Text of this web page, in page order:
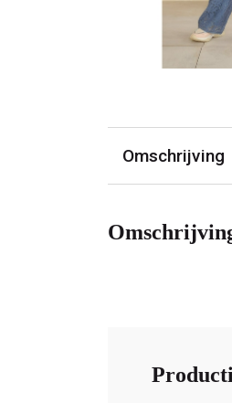
Omschrijving